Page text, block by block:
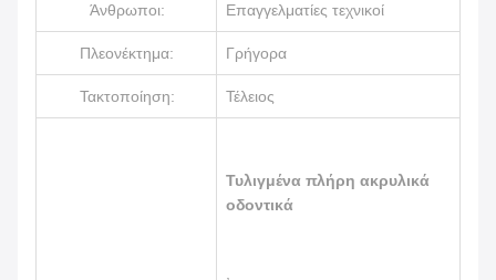
Άνθρωποι: Επαγγελματίες τεχνικοί
Πλεονέκτημα: Γρήγορα
Τακτοποίηση: Τέλειος
Τυλιγμένα πλήρη ακρυλικά
οδοντικά